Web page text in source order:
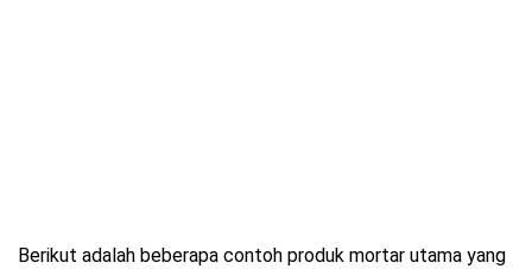
Berikut adalah beberapa contoh produk mortar utama yang